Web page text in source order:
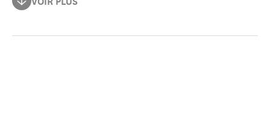
Révolution afghane, des communistes aux tâlebân
Present (2005), La Turquie conteste (2005), Le